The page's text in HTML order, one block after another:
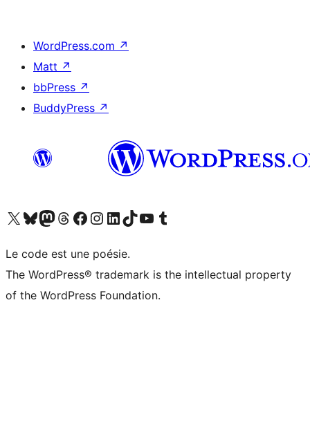
WordPress.com ↗
Matt ↗
bbPress ↗
BuddyPress ↗
Visitez notre compte X (précédemment Twitter)
Visiter notre compte Bluesky
Visiter notre compte Mastodon
Visiter notre compte Threads
Consulter notre compte Facebook
Consulter notre compte Instagram
Consulter notre compte LinkedIn
Visiter notre compte TokTok
Visiter notre chaîne YouTube
Visiter notre compte Tumblr
Le code est une poésie.
The WordPress® trademark is the intellectual property
of the WordPress Foundation.